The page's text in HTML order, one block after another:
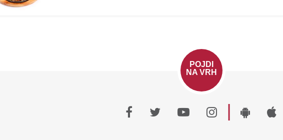
POJDI
NA VRH
|